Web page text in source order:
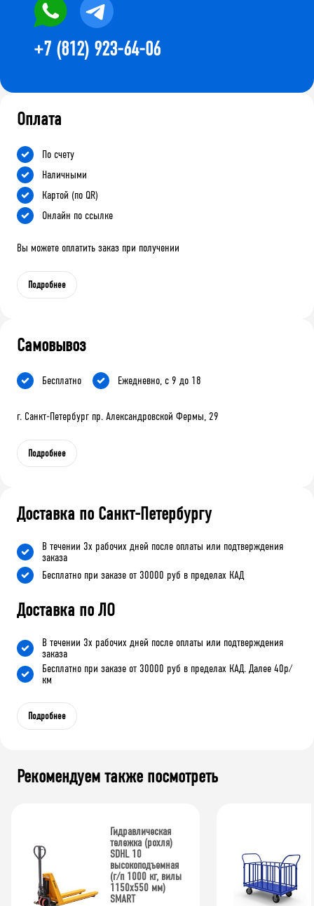
+7 (812) 923-64-06
Оплата
По счету
Наличными
Картой (по QR)
Онлайн по ссылке
Вы можете оплатить заказ при получении
Подробнее
Самовывоз
Бесплатно Ежедневно, с 9 до 18
г. Санкт-Петербург пр. Александровской Фермы, 29
Подробнее
Доставка по Санкт-Петербургу
В течении 3х рабочих дней после оплаты или подтверждения
заказа
Бесплатно при заказе от 30000 руб в пределах КАД
Доставка по ЛО
В течении 3х рабочих дней после оплаты или подтверждения
заказа
Бесплатно при заказе от 30000 руб в пределах КАД. Далее 40р/
км
Подробнее
Рекомендуем также посмотреть
Гидравлическая
тележка (рохля)
SDHL 10
высокоподъемная
(г/п 1000 кг, вилы
1150x550 мм)
SMART